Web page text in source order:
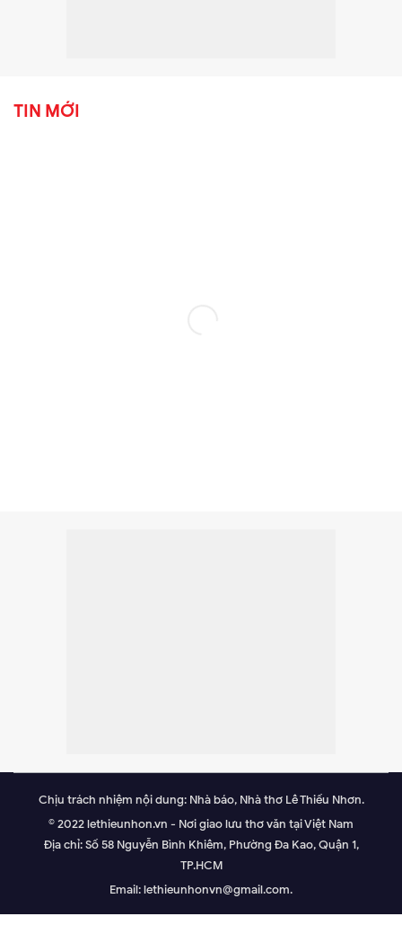
TIN MỚI
Chịu trách nhiệm nội dung: Nhà báo, Nhà thơ Lê Thiếu Nhơn.
© 2022 lethieunhon.vn - Nơi giao lưu thơ văn tại Việt Nam
Địa chỉ: Số 58 Nguyễn Bình Khiêm, Phường Đa Kao, Quận 1,
TP.HCM
Email: lethieunhonvn@gmail.com.